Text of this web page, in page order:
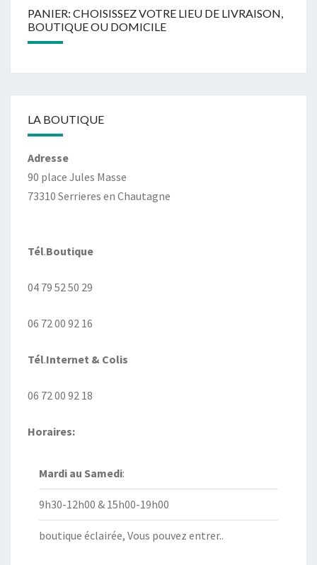
PANIER: CHOISISSEZ VOTRE LIEU DE LIVRAISON,
BOUTIQUE OU DOMICILE
LA BOUTIQUE
Adresse
90 place Jules Masse
73310 Serrieres en Chautagne
Tél.Boutique
04 79 52 50 29
06 72 00 92 16
Tél.Internet & Colis
06 72 00 92 18
Horaires:
Mardi au Samedi:
9h30-12h00 & 15h00-19h00
boutique éclairée, Vous pouvez entrer..